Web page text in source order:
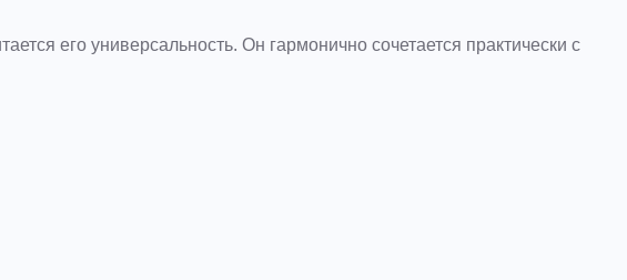
его универсальность. Он гармонично сочетается практически с